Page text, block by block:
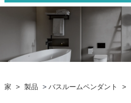
家 > 製品 > バスルームペンダント >